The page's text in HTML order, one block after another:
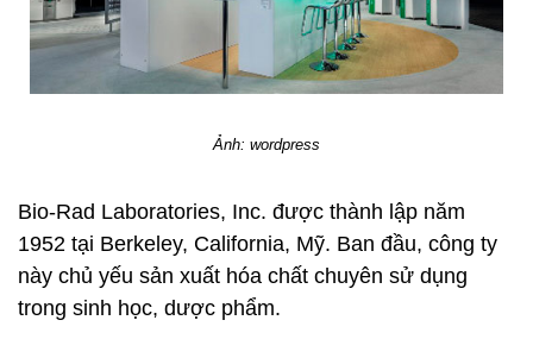
Ảnh: wordpress
Bio-Rad Laboratories, Inc. được thành lập năm
1952 tại Berkeley, California, Mỹ. Ban đầu, công ty
này chủ yếu sản xuất hóa chất chuyên sử dụng
trong sinh học, dược phẩm.